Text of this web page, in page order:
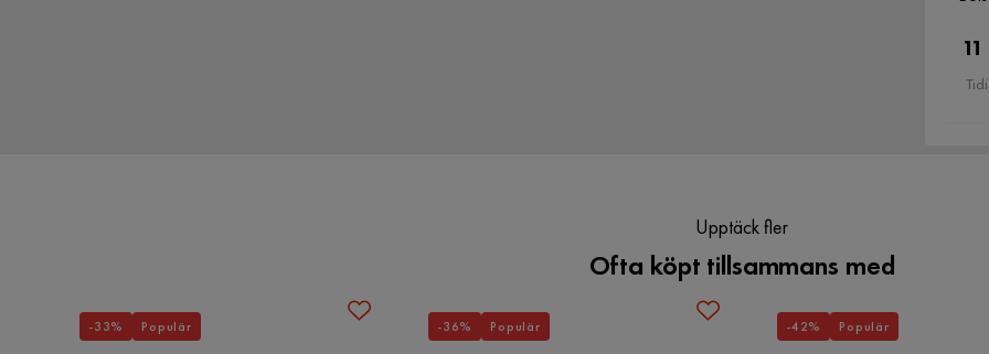
Upptäck fler
Ofta köpt tillsammans med
-33% Populär -36% Populär -42% Populär